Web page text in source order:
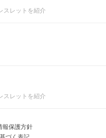
スレットを紹介
スレットを紹介
報保護方針